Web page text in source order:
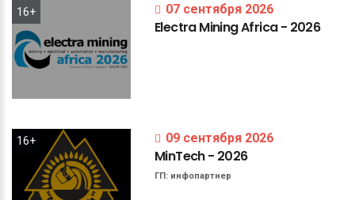
16+ 07 сентября 2026
ElectraMiningAfrica- 2026
16+ 09 сентября 2026
MinTech- 2026
ГП: инфопартнер